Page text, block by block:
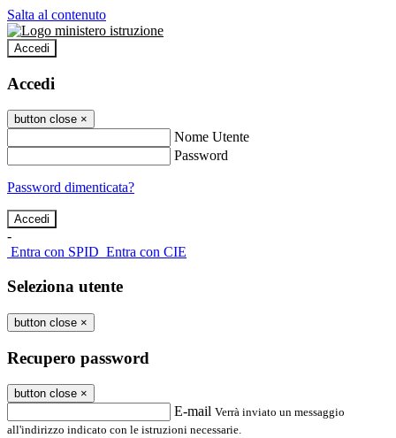
Salta al contenuto
Accedi
Accedi
button close ×
Nome Utente
Password
Password dimenticata?
-
Entra con SPID Entra con CIE
Seleziona utente
button close ×
Recupero password
button close ×
E-mail Verrà inviato un messaggio
all'indirizzo indicato con le istruzioni necessarie.